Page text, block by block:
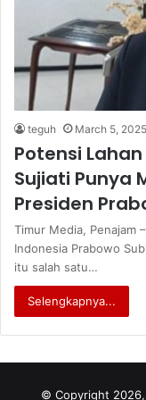
teguh March 5, 2025
Potensi
Sujiati Punya
Presiden
Timur Media, Penajam
Indonesia Prabowo
itu salah satu…
Selengkapnya...
© Copyright